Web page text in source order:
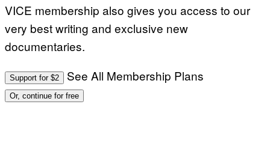
VICE membership also gives you access to our
very best writing and exclusive new
documentaries.
Support for $2 See All Membership Plans
Or, continue for free